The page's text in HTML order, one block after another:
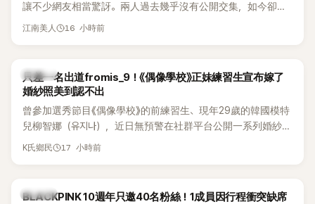
讓不少網友相當驚訝。兩人過去幾乎沒有公開交集，如今卻一
起踏上瑞士之旅，也讓粉絲紛紛好奇：「他們到底是怎麼認識
江南美人 16 小時前
K-POP
只差一名出道fromis_9！《偶像學校》正妹練習生宣布嫁了
婚紗照美到認不出
曾參加選秀節目《偶像學校》的前練習生、現年29歲的韓國模特
兒柳智娜（유지나），近日無預警在社群平台公開一系列婚紗
照，親自宣布即將步入婚姻，消息曝光後讓不少曾追看節目的
K氏鄉民 17 小時前
K-POP
BLACKPINK 10週年只邀40名粉絲！1成員因行程衝突缺席